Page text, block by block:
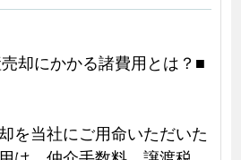
却にかかる諸費用とは？■
を当社にご用命いただいた